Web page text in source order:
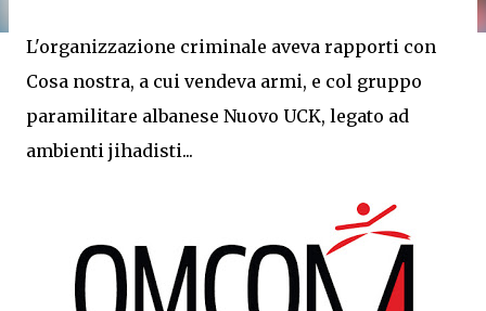
L'organizzazione criminale aveva rapporti con
Cosa nostra, a cui vendeva armi, e col gruppo
paramilitare albanese Nuovo UCK, legato ad
ambienti jihadisti...